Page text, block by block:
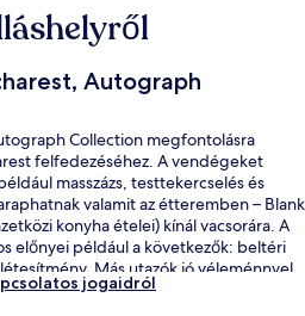
Autograph
Collection megfontolásra
felfedezéséhez. A vendégeket
masszázs, testtekercselés és
valamit az étteremben – Blank
konyha ételei) kínál vacsorára. A
előnyei például a következők: beltéri
Más utazók jó véleménnyel
segítőkész személyzet és a
jogaidról